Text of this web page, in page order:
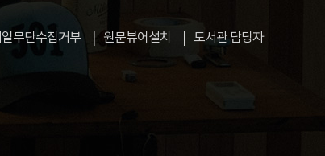
무단수집거부 원문뷰어설치 도서관 담당자